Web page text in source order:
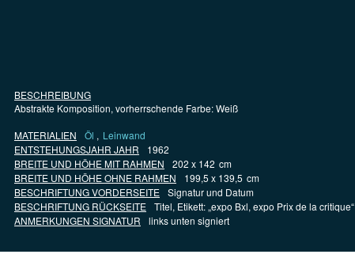
BESCHREIBUNG
Abstrakte Komposition, vorherrschende Farbe: Weiß
MATERIALIEN
Öl , Leinwand
ENTSTEHUNGSJAHR JAHR
1962
BREITE UND HÖHE MIT RAHMEN
202 x 142 cm
BREITE UND HÖHE OHNE RAHMEN
199,5 x 139,5 cm
BESCHRIFTUNG VORDERSEITE Signatur und Datum
BESCHRIFTUNG RÜCKSEITE Titel, Etikett: „expo Bxl, expo Prix de la critique“
ANMERKUNGEN SIGNATUR
links unten signiert